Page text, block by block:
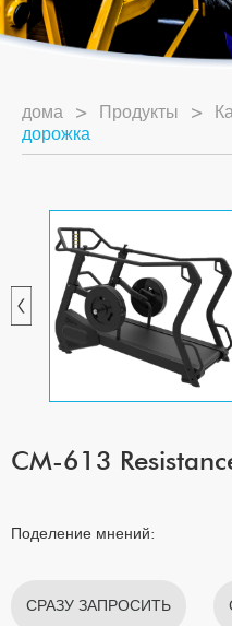
дома > Продукты >
дорожка
CM-613
Поделение мнений:
СРАЗУ ЗАПРОСИТЬ